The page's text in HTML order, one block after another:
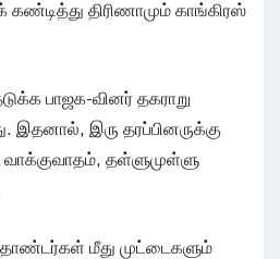
திரிணாமும் காங்கிரஸ்
பாஜக-வினர் தகராறு
இதனால், இரு தரப்பினருக்கு
தள்ளுமுள்ளு
மீது முட்டைகளும்